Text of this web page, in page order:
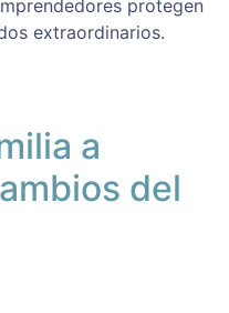
protegen
extraordinarios.
a
del